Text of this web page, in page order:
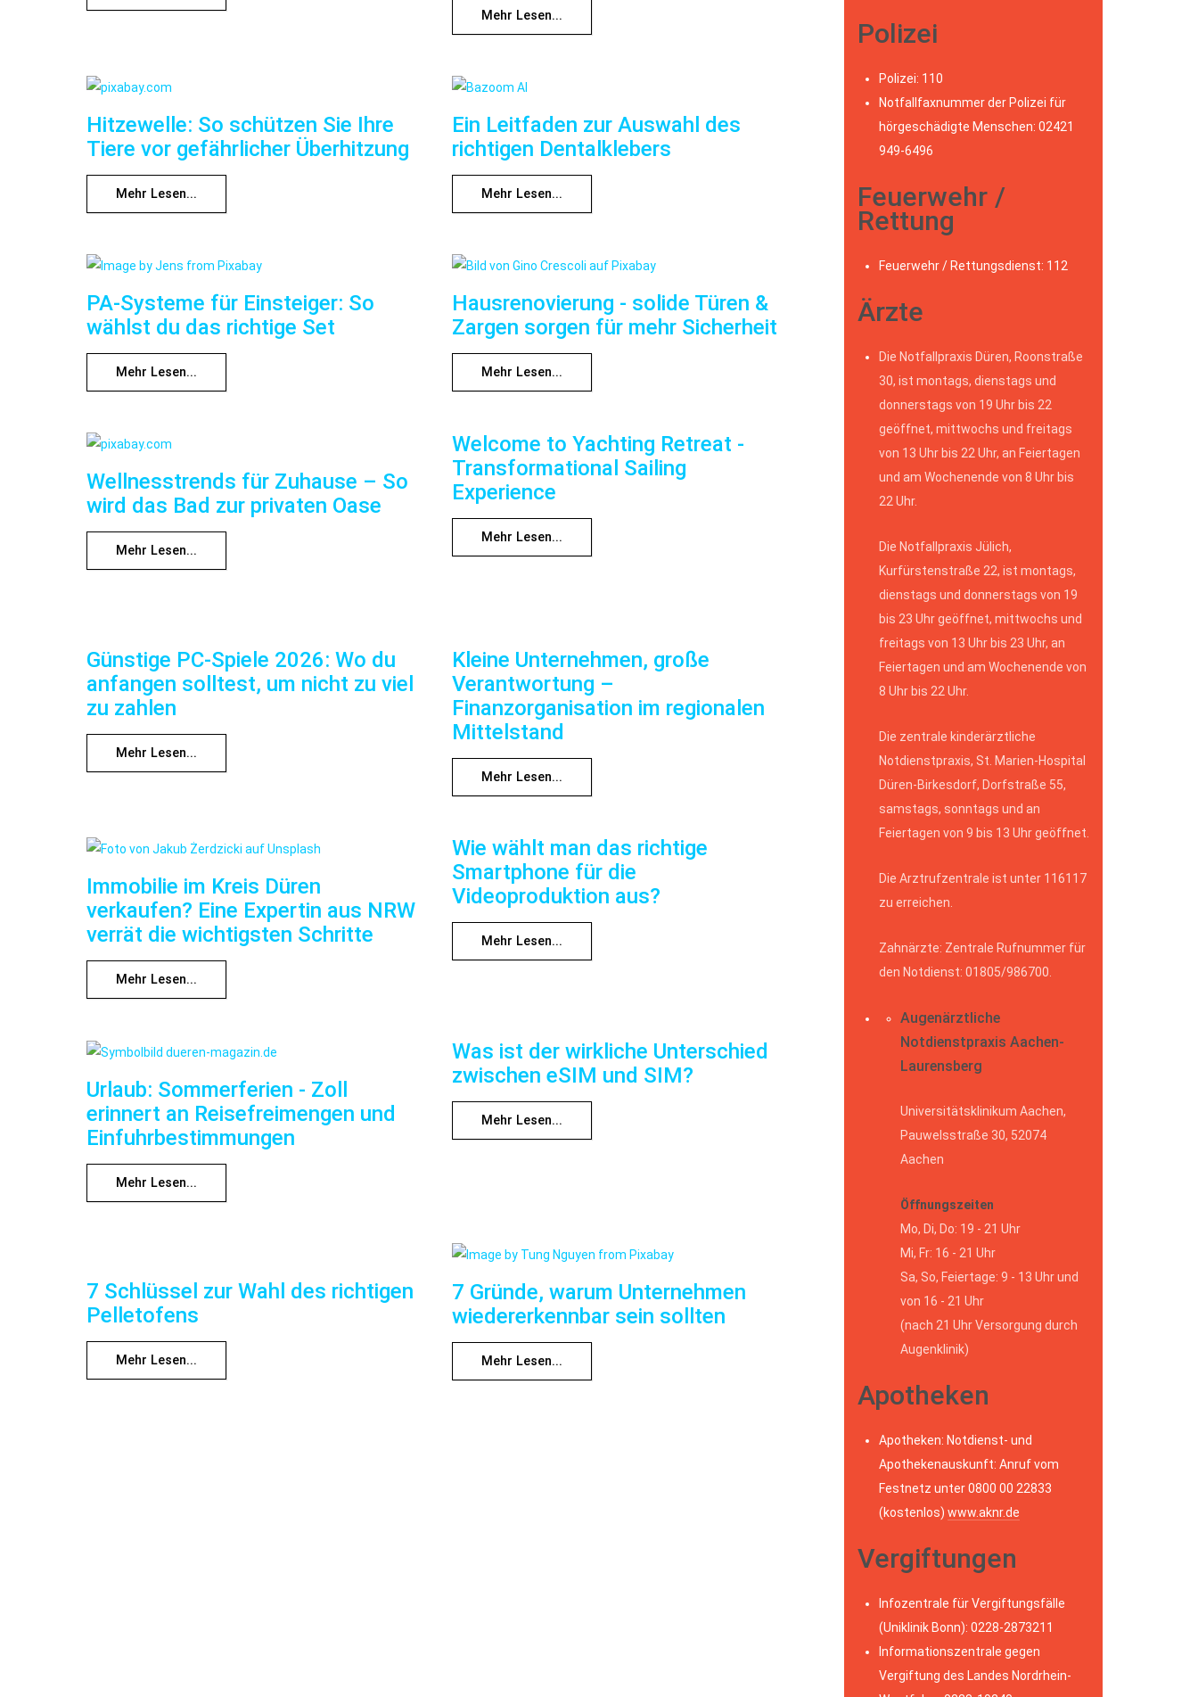
Mehr Lesen...
Hitzewelle: So schützen Sie Ihre
Tiere vor gefährlicher Überhitzung
Mehr Lesen...
Ein Leitfaden zur Auswahl des
richtigen Dentalklebers
Mehr Lesen...
PA-Systeme für Einsteiger: So
wählst du das richtige Set
Mehr Lesen...
Hausrenovierung - solide Türen &
Zargen sorgen für mehr Sicherheit
Mehr Lesen...
Wellnesstrends für Zuhause – So
wird das Bad zur privaten Oase
Mehr Lesen...
Welcome to Yachting Retreat -
Transformational Sailing
Experience
Mehr Lesen...
Günstige PC-Spiele 2026: Wo du
anfangen solltest, um nicht zu viel
zu zahlen
Mehr Lesen...
Kleine Unternehmen, große
Verantwortung –
Finanzorganisation im regionalen
Mittelstand
Mehr Lesen...
Immobilie im Kreis Düren
verkaufen? Eine Expertin aus NRW
verrät die wichtigsten Schritte
Mehr Lesen...
Wie wählt man das richtige
Smartphone für die
Videoproduktion aus?
Mehr Lesen...
Urlaub: Sommerferien - Zoll
erinnert an Reisefreimengen und
Einfuhrbestimmungen
Mehr Lesen...
Was ist der wirkliche Unterschied
zwischen eSIM und SIM?
Mehr Lesen...
7 Schlüssel zur Wahl des richtigen
Pelletofens
Mehr Lesen...
7 Gründe, warum Unternehmen
wiedererkennbar sein sollten
Mehr Lesen...
Polizei
Polizei: 110
Notfallfaxnummer der Polizei für
hörgeschädigte Menschen: 02421
949-6496
Feuerwehr /
Rettung
Feuerwehr / Rettungsdienst: 112
Ärzte
Die Notfallpraxis Düren, Roonstraße
30, ist montags, dienstags und
donnerstags von 19 Uhr bis 22
geöffnet, mittwochs und freitags
von 13 Uhr bis 22 Uhr, an Feiertagen
und am Wochenende von 8 Uhr bis
22 Uhr.
Die Notfallpraxis Jülich,
Kurfürstenstraße 22, ist montags,
dienstags und donnerstags von 19
bis 23 Uhr geöffnet, mittwochs und
freitags von 13 Uhr bis 23 Uhr, an
Feiertagen und am Wochenende von
8 Uhr bis 22 Uhr.
Die zentrale kinderärztliche
Notdienstpraxis, St. Marien-Hospital
Düren-Birkesdorf, Dorfstraße 55,
samstags, sonntags und an
Feiertagen von 9 bis 13 Uhr geöffnet.
Die Arztrufzentrale ist unter 116117
zu erreichen.
Zahnärzte: Zentrale Rufnummer für
den Notdienst: 01805/986700.
Augenärztliche
Notdienstpraxis Aachen-
Laurensberg
Universitätsklinikum Aachen,
Pauwelsstraße 30, 52074
Aachen
Öffnungszeiten
Mo, Di, Do: 19 - 21 Uhr
Mi, Fr: 16 - 21 Uhr
Sa, So, Feiertage: 9 - 13 Uhr und
von 16 - 21 Uhr
(nach 21 Uhr Versorgung durch
Augenklinik)
Apotheken
Apotheken: Notdienst- und
Apothekenauskunft: Anruf vom
Festnetz unter 0800 00 22833
(kostenlos) www.aknr.de
Vergiftungen
Infozentrale für Vergiftungsfälle
(Uniklinik Bonn): 0228-2873211
Informationszentrale gegen
Vergiftung des Landes Nordrhein-